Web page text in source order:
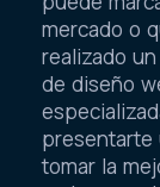
mercado o
realizado
de diseño
presentarte
tomar la